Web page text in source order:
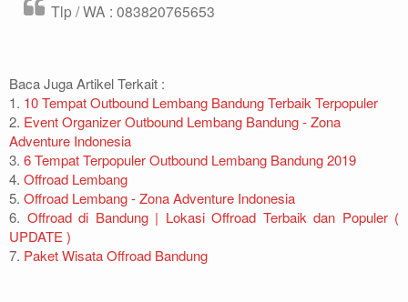
Tlp / WA : 083820765653
Baca Juga Artikel Terkait :
1. 10 Tempat Outbound Lembang Bandung Terbaik Terpopuler
2. Event Organizer Outbound Lembang Bandung - Zona
Adventure Indonesia
3. 6 Tempat Terpopuler Outbound Lembang Bandung 2019
4. Offroad Lembang
5. Offroad Lembang - Zona Adventure Indonesia
6. Offroad di Bandung | Lokasi Offroad Terbaik dan Populer (
UPDATE )
7. Paket Wisata Offroad Bandung